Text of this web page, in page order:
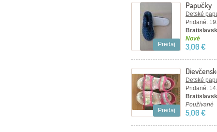
Predaj
Papučky
Detské
Pridané:
Nové
3,00 €
Predaj
Detské
Pridané:
Používané
5,00 €